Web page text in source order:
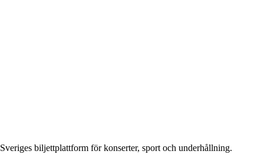
Sveriges biljettplattform för konserter, sport och underhållning.